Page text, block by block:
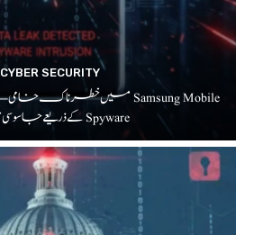
CYBER SECURITY
Spyware کے ذریعے جاسوسی حملہ